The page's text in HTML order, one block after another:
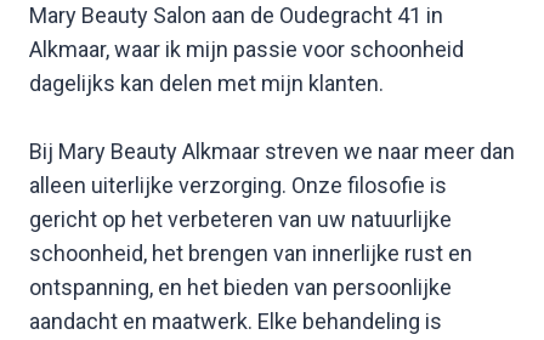
Mary Beauty Salon aan de Oudegracht 41 in
Alkmaar, waar ik mijn passie voor schoonheid
dagelijks kan delen met mijn klanten.
Bij Mary Beauty Alkmaar streven we naar meer dan
alleen uiterlijke verzorging. Onze filosofie is
gericht op het verbeteren van uw natuurlijke
schoonheid, het brengen van innerlijke rust en
ontspanning, en het bieden van persoonlijke
aandacht en maatwerk. Elke behandeling is